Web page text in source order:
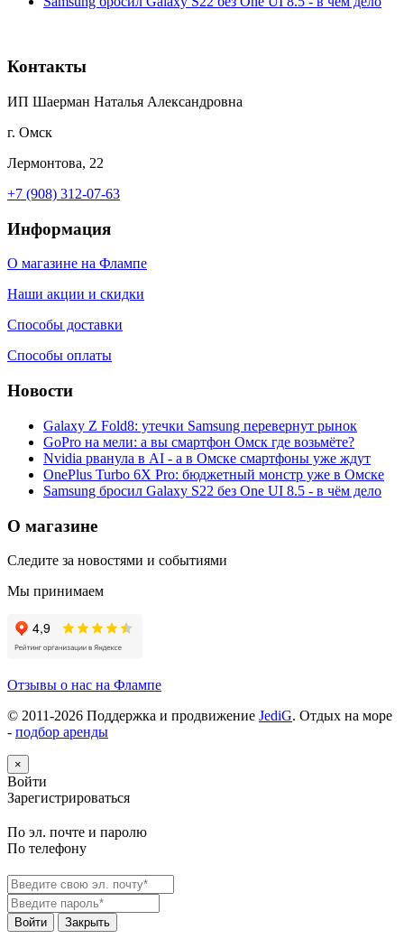
Контакты
ИП Шаерман Наталья Александровна
г. Омск
Лермонтова, 22
+7 (908) 312-07-63
Информация
О магазине на Флампе
Наши акции и скидки
Способы доставки
Способы оплаты
Новости
Galaxy Z Fold8: утечки Samsung перевернут рынок
GoPro на мели: а вы смартфон Омск где возьмёте?
Nvidia рванула в AI - а в Омске смартфоны уже ждут
OnePlus Turbo 6X Pro: бюджетный монстр уже в Омске
Samsung бросил Galaxy S22 без One UI 8.5 - в чём дело
О магазине
Следите за новостями и событиями
Мы принимаем
Отзывы о нас на Флампе
© 2011-2026 Поддержка и продвижение JediG. Отдых на море
- подбор аренды
×
Войти
Зарегистрироваться
По эл. почте и паролю
По телефону
Войти Закрыть